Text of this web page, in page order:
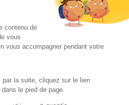
par DEUSE SPRL
contenu de
vous
vous accompagner pendant votre
la suite, cliquez sur le lien
le pied de page.